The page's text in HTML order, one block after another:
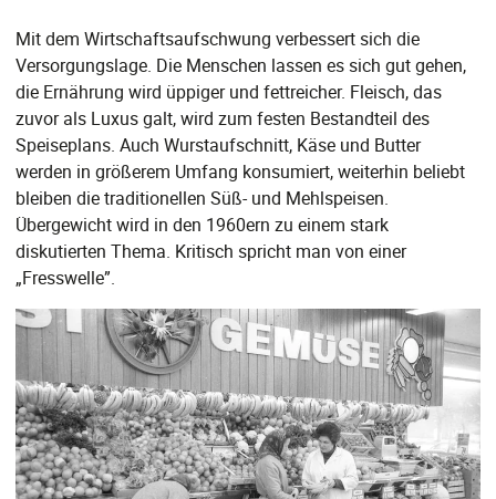
Mit dem Wirtschaftsaufschwung verbessert sich die
Versorgungslage. Die Menschen lassen es sich gut gehen,
die Ernährung wird üppiger und fettreicher. Fleisch, das
zuvor als Luxus galt, wird zum festen Bestandteil des
Speiseplans. Auch Wurstaufschnitt, Käse und Butter
werden in größerem Umfang konsumiert, weiterhin beliebt
bleiben die traditionellen Süß- und Mehlspeisen.
Übergewicht wird in den 1960ern zu einem stark
diskutierten Thema. Kritisch spricht man von einer
„Fresswelle”.